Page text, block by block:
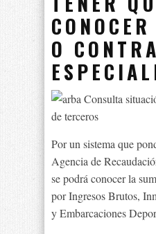
O
Por un sistema que
Agencia de
se podrá conocer la
por Ingresos Brutos,
y Embarcaciones